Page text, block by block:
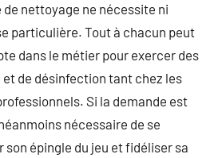
nettoyage ne nécessite ni
particulière. Tout à chacun peut
dans le métier pour exercer des
et de désinfection tant chez les
Si la demande est
nécessaire de se
épingle du jeu et fidéliser sa